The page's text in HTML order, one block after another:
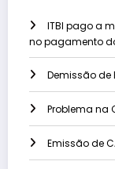
ITBI pago a
no pagamento
Demissão de
Problema na
Emissão de